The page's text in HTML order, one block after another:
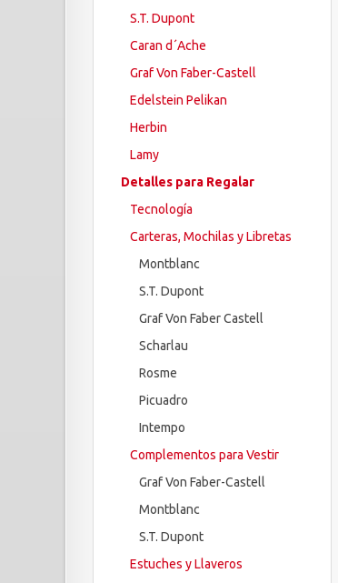
S.T. Dupont
Caran d´Ache
Graf Von Faber-Castell
Edelstein Pelikan
Herbin
Lamy
Detalles para Regalar
Tecnología
Carteras, Mochilas y Libretas
Montblanc
S.T. Dupont
Graf Von Faber Castell
Scharlau
Rosme
Picuadro
Intempo
Complementos para Vestir
Graf Von Faber-Castell
Montblanc
S.T. Dupont
Estuches y Llaveros